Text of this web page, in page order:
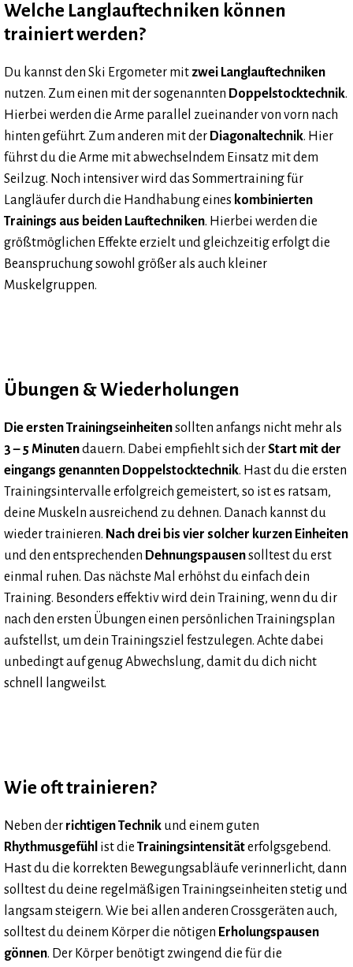
Welche Langlauftechniken können
trainiert werden?
Du kannst den Ski Ergometer mit zwei Langlauftechniken
nutzen. Zum einen mit der sogenannten Doppelstocktechnik.
Hierbei werden die Arme parallel zueinander von vorn nach
hinten geführt. Zum anderen mit der Diagonaltechnik. Hier
führst du die Arme mit abwechselndem Einsatz mit dem
Seilzug. Noch intensiver wird das Sommertraining für
Langläufer durch die Handhabung eines kombinierten
Trainings aus beiden Lauftechniken. Hierbei werden die
größtmöglichen Effekte erzielt und gleichzeitig erfolgt die
Beanspruchung sowohl größer als auch kleiner
Muskelgruppen.
Übungen & Wiederholungen
Die ersten Trainingseinheitensollten anfangs nicht mehr als
3 – 5 Minutendauern. Dabei empfiehlt sich derStart mit der
eingangs genannten Doppelstocktechnik. Hast du die ersten
Trainingsintervalle erfolgreich gemeistert, so ist es ratsam,
deine Muskeln ausreichend zu dehnen. Danach kannst du
wieder trainieren. Nach drei bis vier solcher kurzen Einheiten
und den entsprechenden Dehnungspausensolltest du erst
einmal ruhen. Das nächste Mal erhöhst du einfach dein
Training. Besonders effektiv wird dein Training, wenn du dir
nach den ersten Übungen einen persönlichen Trainingsplan
aufstellst, um dein Trainingsziel festzulegen. Achte dabei
unbedingt auf genug Abwechslung, damit du dich nicht
schnell langweilst.
Wie oft trainieren?
Neben der richtigen Technik und einem guten
Rhythmusgefühl ist die Trainingsintensitäterfolgsgebend.
Hast du die korrekten Bewegungsabläufe verinnerlicht, dann
solltest du deine regelmäßigen Trainingseinheiten stetig und
langsam steigern. Wie bei allen anderen Crossgeräten auch,
solltest du deinem Körper die nötigen Erholungspausen
gönnen. Der Körper benötigt zwingend die für die